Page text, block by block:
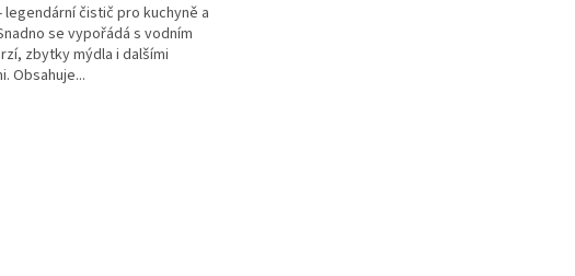
- legendární čistič pro kuchyně a
se vypořádá s vodním
zbytky mýdla i dalšími
Obsahuje...